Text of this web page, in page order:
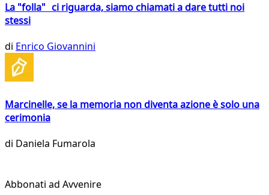
La "folla" ci riguarda, siamo chiamati a dare tutti noi
stessi
di Enrico Giovannini
Marcinelle, se la memoria non diventa azione è solo una
cerimonia
di Daniela Fumarola
Abbonati ad Avvenire